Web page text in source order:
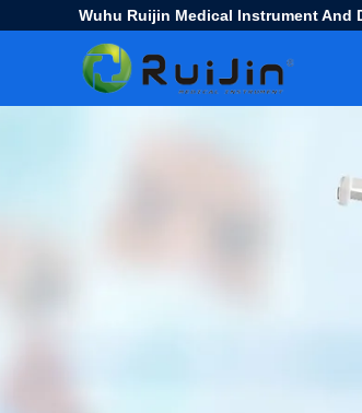
Wuhu Ruijin Medical Instrument And